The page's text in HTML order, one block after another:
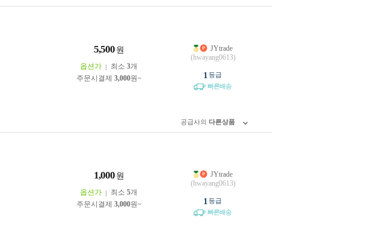
5,500 원
옵션가 최소 3개
주문시결제 3,000원~
JYtrade
(hwayang0613)
1 등급
빠른배송
공급사의 다른상품
1,000 원
옵션가 최소 5개
주문시결제 3,000원~
JYtrade
(hwayang0613)
1 등급
빠른배송